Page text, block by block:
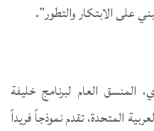
على الابتكار والتطور”.
المنسق العام لبرنامج خليفة
المتحدة، تقدم نموذجاً فريداً